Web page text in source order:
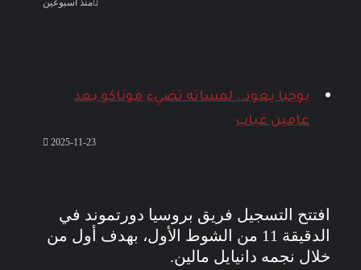
بوجبا يعود.. لمساته تضيء موناكو بعد
عامين غياب
2025-11-23
افتتح التسجيل فريق بروسيا دورتموند في
الدقيقة 11 من الشوط الأول، بهدف أول من
خلال نجمه دانيايل مالين.